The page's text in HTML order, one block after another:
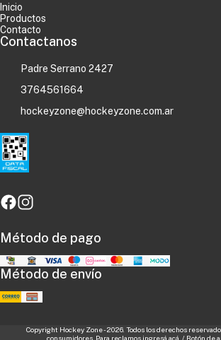
Inicio
Productos
Contacto
Contactanos
Padre Serrano 2427
3764561664
hockeyzone@hockeyzone.com.ar
Método de pago
Método de envío
Copyright Hockey Zone - 2026. Todos los derechos
consumidores. Para reclamos ingresá acá. / Botón de